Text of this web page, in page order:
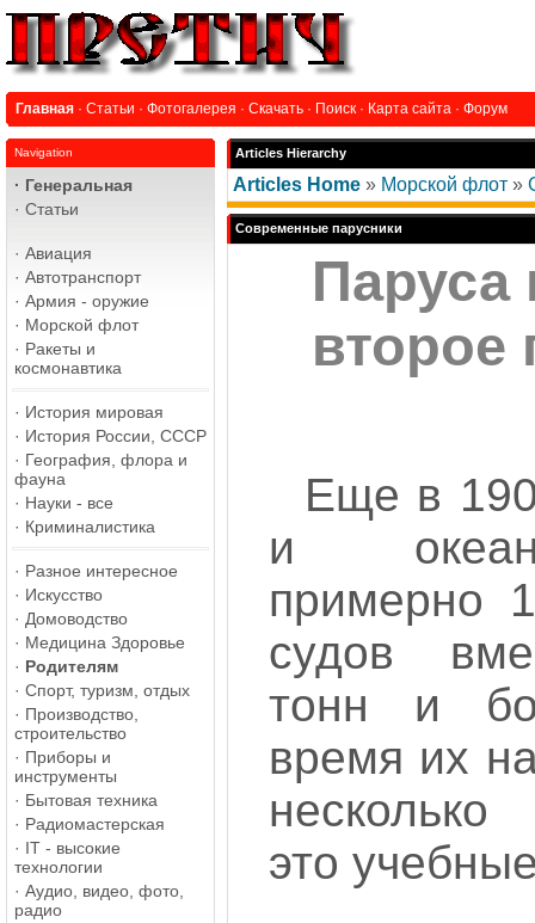
Главная · Статьи · Фотогалерея · Скачать · Поиск · Карта сайта · Форум
Navigation
· Генеральная
· Статьи
· Авиация
· Автотранспорт
· Армия - оружие
· Морской флот
· Ракеты и
космонавтика
· История мировая
· История России, СССР
· География, флора и
фауна
· Науки - все
· Криминалистика
· Разное интересное
· Искусство
· Домоводство
· Медицина Здоровье
· Родителям
· Спорт, туризм, отдых
· Производство,
строительство
· Приборы и
инструменты
· Бытовая техника
· Радиомастерская
· IT - высокие
технологии
· Аудио, видео, фото,
радио
Articles Hierarchy
Articles Home » Морской флот »
Современные парусники
Паруса
второе
Еще в
и
примерно
судов
тонн и
время их
это